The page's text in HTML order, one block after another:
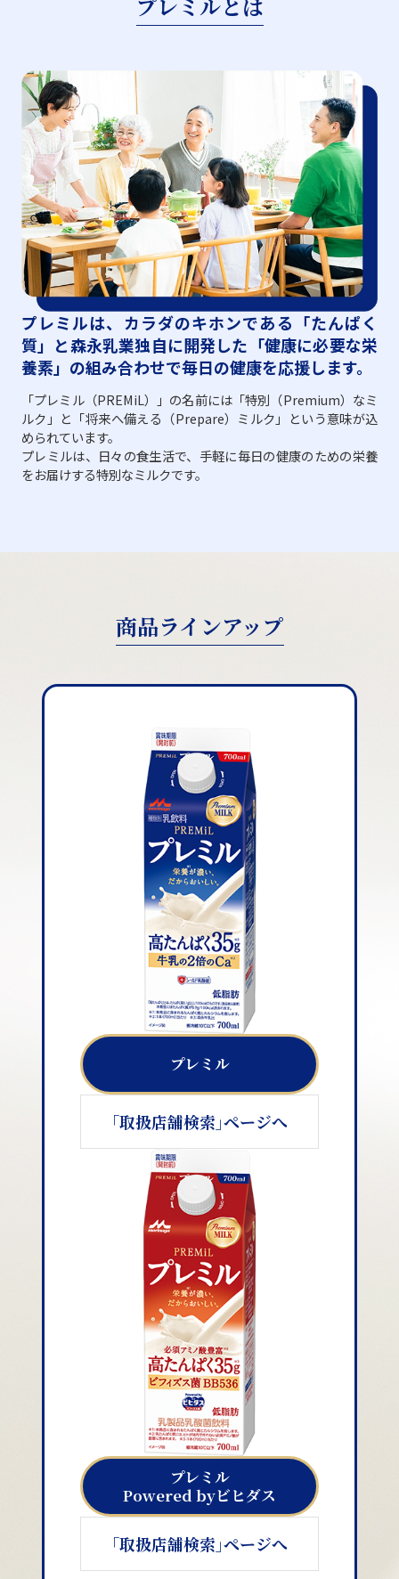
プレミルとは
プレミルは、カラダのキホンである「たんぱく
質」と森永乳業独自に開発した「健康に必要な栄
養素」の組み合わせで毎日の健康を応援します。
「プレミル（PREMiL）」の名前には「特別（Premium）なミ
ルク」と「将来へ備える（Prepare）ミルク」という意味が込
められています。
プレミルは、日々の食生活で、手軽に毎日の健康のための栄養
をお届けする特別なミルクです。
商品ラインアップ
プレミル
｢取扱店舗検索｣ページへ
プレミル
Powered byビヒダス
｢取扱店舗検索｣ページへ